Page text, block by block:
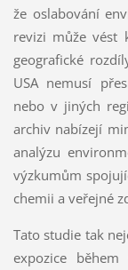
že oslabování
revizi může vést
geografické
USA nemusí
nebo v jiných
archiv nabízejí
analýzu
výzkumům
chemii a veřejné
Tato studie tak
expozice